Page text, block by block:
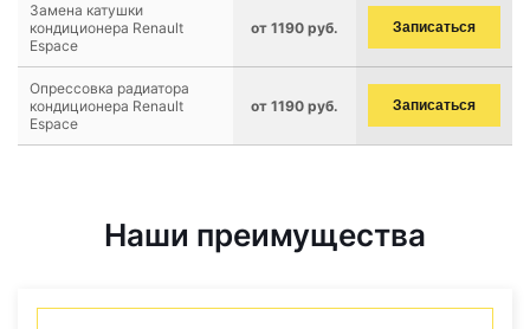
Замена катушки
кондиционера Renault
Espace
от 1190 руб. Записаться
Опрессовка радиатора
кондиционера Renault
Espace
от 1190 руб. Записаться
Наши преимущества